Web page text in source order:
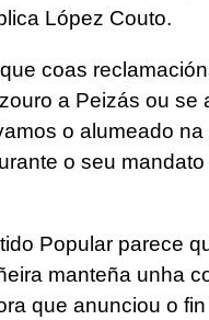
López Couto.
coas
a Peizás ou se
o alumeado
o seu
Popular parece
manteña unha
que anunciou o